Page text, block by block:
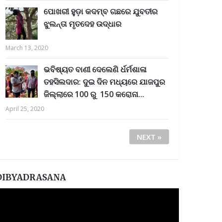
ପୋଖରୀ ହୁଡ଼ା କଦମ୍ବ ଗଛରେ ଯୁବତୀର
ଝୁଲନ୍ତା ମୃତଦେହ ଉଦ୍ଧାର
March 13, 2020
ଭବିଷ୍ୟତ ବାଣୀ ଦେଲେଣି ର୍ଧର୍ମଶାଳା
ତହସିଲଦାର: ଦୁଇ ଦିନ ମଧ୍ୟରେ ଯାଜପୁର
ଜିଲ୍ଲାରେ 100 ରୁ 150 କରୋନା...
April 25, 2020
NEXT »